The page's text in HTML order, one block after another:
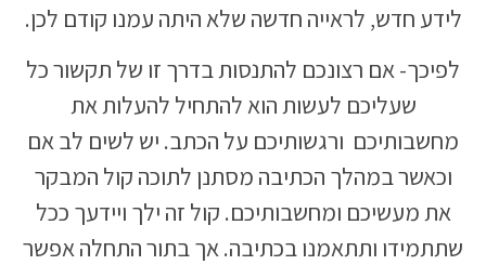
לידע חדש, לראייה חדשה שלא היתה עמנו קודם לכן.
לפיכך- אם רצונכם להתנסות בדרך זו של תקשור כל
שעליכם לעשות הוא להתחיל להעלות את
מחשבותיכם ורגשותיכם על הכתב. יש לשים לב אם
וכאשר במהלך הכתיבה מסתנן לתוכה קול המבקר
את מעשיכם ומחשבותיכם. קול זה ילך ויידעך ככל
שתתמידו ותתאמנו בכתיבה. אך בתור התחלה אפשר